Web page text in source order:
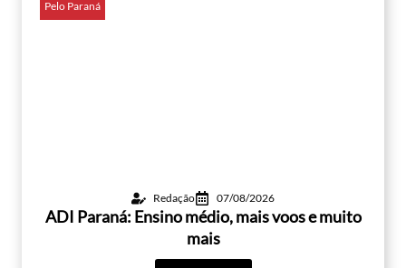
Pelo Paraná
Redação 07/08/2026
ADI Paraná: Ensino médio, mais voos e muito
mais